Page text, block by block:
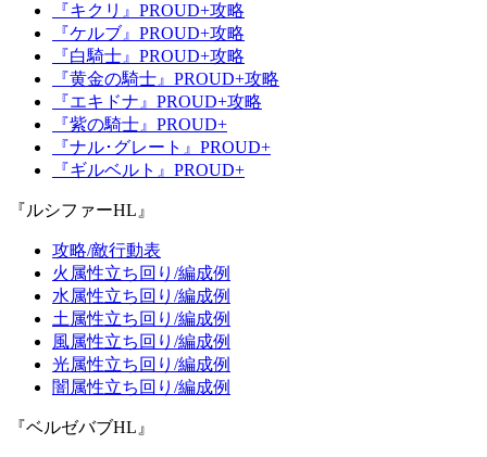
『キクリ』PROUD+攻略
『ケルブ』PROUD+攻略
『白騎士』PROUD+攻略
『黄金の騎士』PROUD+攻略
『エキドナ』PROUD+攻略
『紫の騎士』PROUD+
『ナル･グレート』PROUD+
『ギルベルト』PROUD+
『ルシファーHL』
攻略/敵行動表
火属性立ち回り/編成例
水属性立ち回り/編成例
土属性立ち回り/編成例
風属性立ち回り/編成例
光属性立ち回り/編成例
闇属性立ち回り/編成例
『ベルゼバブHL』